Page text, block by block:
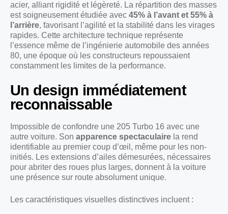
acier, alliant rigidité et légèreté. La répartition des masses
est soigneusement étudiée avec 45% à l’avant et 55% à
l’arrière, favorisant l’agilité et la stabilité dans les virages
rapides. Cette architecture technique représente
l’essence même de l’ingénierie automobile des années
80, une époque où les constructeurs repoussaient
constamment les limites de la performance.
Un design immédiatement
reconnaissable
Impossible de confondre une 205 Turbo 16 avec une
autre voiture. Son apparence spectaculaire la rend
identifiable au premier coup d’œil, même pour les non-
initiés. Les extensions d’ailes démesurées, nécessaires
pour abriter des roues plus larges, donnent à la voiture
une présence sur route absolument unique.
Les caractéristiques visuelles distinctives incluent :